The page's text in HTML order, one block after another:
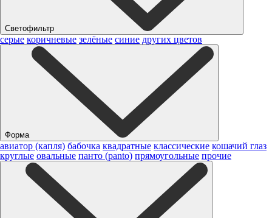
Светофильтр
серые коричневые зелёные синие других цветов
Форма
авиатор (капля) бабочка квадратные классические кошачий глаз
круглые овальные панто (panto) прямоугольные прочие